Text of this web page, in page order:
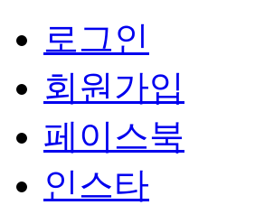
로그인
회원가입
페이스북
인스타